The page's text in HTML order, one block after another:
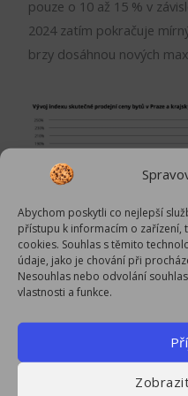
Abychom poskytli co nejlepší
přístupu k informacím o
cookies. Souhlas s těmito
údaje, jako je chování při
Nesouhlas nebo odvolání
vlastnosti a funkce.
pouze o 10 až 15 % v
2024 zatím pokračuje
brzy dosáhnou nových
Co ceny
Družstevní byty mohou
porovnatelné byty v